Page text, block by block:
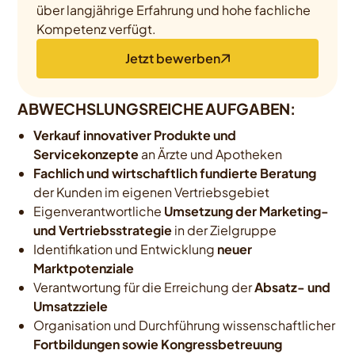
über langjährige Erfahrung und hohe fachliche
Kompetenz verfügt.
Jetzt bewerben
ABWECHSLUNGSREICHE AUFGABEN:
Verkauf innovativer Produkte und
Servicekonzeptean Ärzte und Apotheken
Fachlich und wirtschaftlich fundierte Beratung
der Kunden im eigenen Vertriebsgebiet
Eigenverantwortliche Umsetzung der Marketing-
und Vertriebsstrategiein der Zielgruppe
Identifikation und Entwicklung neuer
Marktpotenziale
Verantwortung für die Erreichung derAbsatz- und
Umsatzziele
Organisation und Durchführung wissenschaftlicher
Fortbildungen sowie Kongressbetreuung